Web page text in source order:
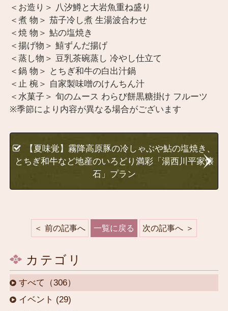
＜お造り＞ 八汐鱒と大岩魚重ね盛り
＜煮 物＞ 茄子冷し煮 生湯波合わせ
＜焼 物＞ 鮎の塩焼き
＜揚げ物＞ 鱚ずんだ揚げ
＜蒸し物＞ 豆乳茶碗蒸し 冷やし仕立て
＜鍋 物＞ とちぎ和牛の白出汁鍋
＜止 椀＞ 自家製味噌のけんちん汁
＜水菓子＞ 旬のムース わらび餅黒糖掛け フルーツ
※季節により内容が異なる場合がございます
【夏味覚】霧降高原豚の冷しゃぶや鮎の塩焼き、
とちぎ和牛など地産のいろどり満彩「湯西川平家懐
石」プラン
前の記事へ 一覧に戻る 次の記事へ
カテゴリ
すべて（306）
イベント (29)